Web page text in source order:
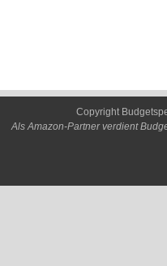
Copyright
Als Amazon-Partner verdient